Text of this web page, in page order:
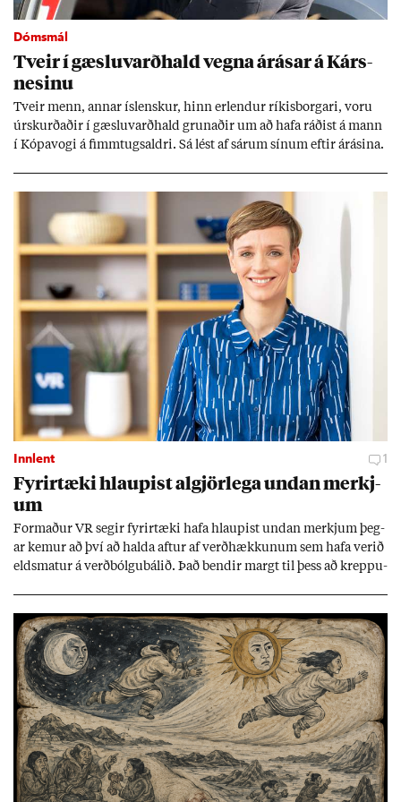
Dómsmál
Tveir í gæslu­varð­hald vegna árás­ar á Kárs­
nes­inu
Tveir menn, ann­ar ís­lensk­ur, hinn er­lend­ur rík­is­borg­ari, voru
úr­skurð­að­ir í gæslu­varð­hald grun­að­ir um að hafa ráð­ist á mann
í Kópa­vogi á fimm­tugs­aldri. Sá lést af sár­um sín­um eft­ir árás­ina.
Innlent 1
Fyr­ir­tæki hlaup­ist al­gjör­lega und­an merkj­
um
Formað­ur VR seg­ir fyr­ir­tæki hafa hlaup­ist und­an merkj­um þeg­
ar kem­ur að því að halda aft­ur af verð­hækk­un­um sem hafa ver­ið
elds­mat­ur á verð­bólgu­bál­ið. Það bend­ir margt til þess að kreppu­